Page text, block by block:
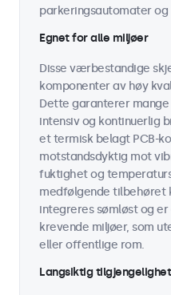
parkeringsautomater
Egnet for alle miljøer
Disse værbestandige
komponenter av høy
Dette garanterer
intensiv og kontinuerlig
et termisk belagt PCB-
motstandsdyktig mot
fuktighet og
medfølgende tilbehøret
integreres sømløst og
krevende miljøer, som
eller offentlige rom.
Langsiktig tilgjengelighet